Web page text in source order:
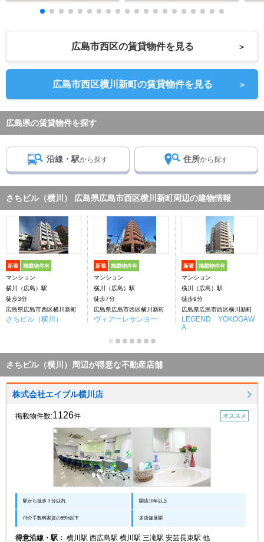
広島市西区の賃貸物件を見る ＞
広島市西区横川新町の賃貸物件を見る ＞
広島県の賃貸物件を探す
沿線・駅から探す 住所から探す
さちビル（横川） 広島県広島市西区横川新町周辺の建物情報
新着 掲載物件有
マンション
横川（広島）駅
徒歩3分
広島県広島市西区横川新町
さちビル（横川）
新着 掲載物件有
マンション
横川（広島）駅
徒歩7分
広島県広島市西区横川新町
ヴィアーレサンヨー
新着 掲載物件有
マンション
横川（広島）駅
徒歩9分
広島県広島市西区横川新町
LEGEND YOKOGAW
A
さちビル（横川）周辺が得意な不動産店舗
株式会社エイブル横川店
掲載物件数:1126件 オススメ
駅から徒歩３分以内 開店10年以上
仲介手数料家賃の55%以下 多店舗展開
得意沿線・駅： 横川駅 西広島駅 横川駅 三滝駅 安芸長束駅 他